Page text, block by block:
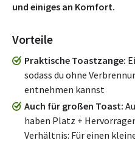
und einiges an Komfort.
Vorteile
Praktische Toastzange
sodass du ohne
entnehmen kannst
Auch für großen Toast
haben Platz +
Verhältnis: Für einen